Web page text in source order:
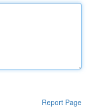
Report Page